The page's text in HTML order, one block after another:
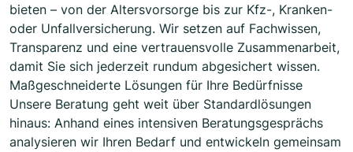
bieten – von der Altersvorsorge bis zur Kfz-, Kranken-
oder Unfallversicherung. Wir setzen auf Fachwissen,
Transparenz und eine vertrauensvolle Zusammenarbeit,
damit Sie sich jederzeit rundum abgesichert wissen.
Maßgeschneiderte Lösungen für Ihre Bedürfnisse
Unsere Beratung geht weit über Standardlösungen
hinaus: Anhand eines intensiven Beratungsgesprächs
analysieren wir Ihren Bedarf und entwickeln gemeinsam